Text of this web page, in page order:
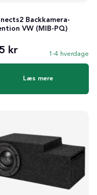
Backkamera-
VW (MIB-PQ)
kr 1-4 hverdage
Læs mere